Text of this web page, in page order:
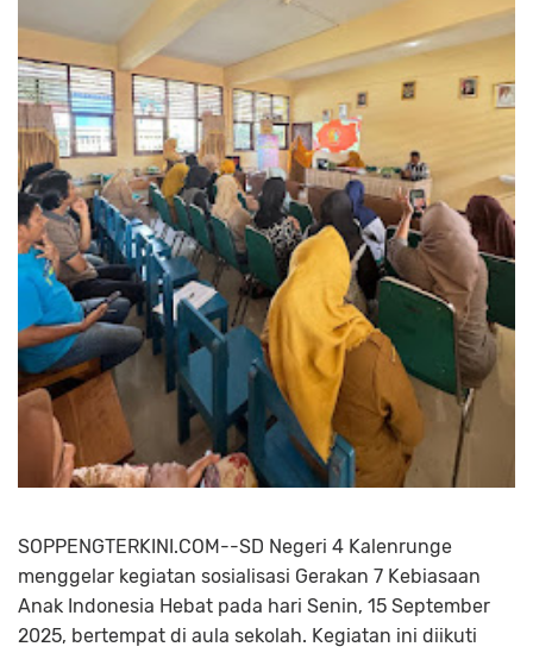
SOPPENGTERKINI.COM--SD Negeri 4 Kalenrunge
menggelar kegiatan sosialisasi Gerakan 7 Kebiasaan
Anak Indonesia Hebat pada hari Senin, 15 September
2025, bertempat di aula sekolah. Kegiatan ini diikuti